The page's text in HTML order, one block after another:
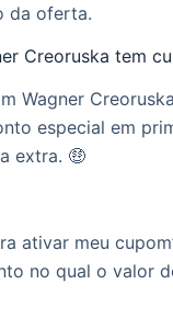
da oferta.
Creoruska tem
Wagner
especial em
extra. 🤑
ativar meu
no qual o valor